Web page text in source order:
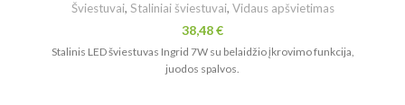
Šviestuvai, Staliniai šviestuvai, Vidaus apšvietimas
38,48€
Stalinis LED šviestuvas Ingrid 7W su belaidžio įkrovimo funkcija,
juodos spalvos.